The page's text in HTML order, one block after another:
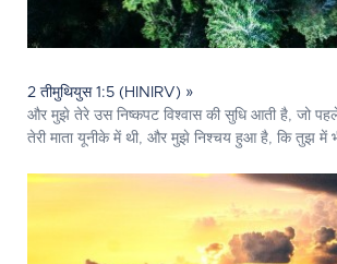
2 तीमुथियुस 1:5 (HINIRV) »
और मुझे तेरे उस निष्कपट विश्वास की सुधि आती है, जो
तेरी माता यूनीके में थी, और मुझे निश्चय हुआ है, कि तुझ में